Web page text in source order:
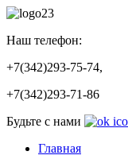
Наш телефон:
+7(342)293-75-74,
+7(342)293-71-86
Будьте с нами
Главная